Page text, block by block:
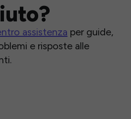
assistenza per guide,
e risposte alle